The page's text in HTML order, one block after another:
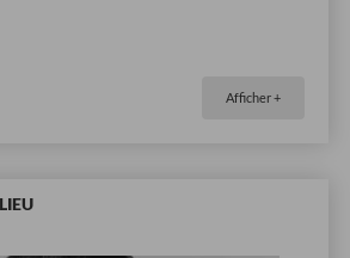
Afficher +